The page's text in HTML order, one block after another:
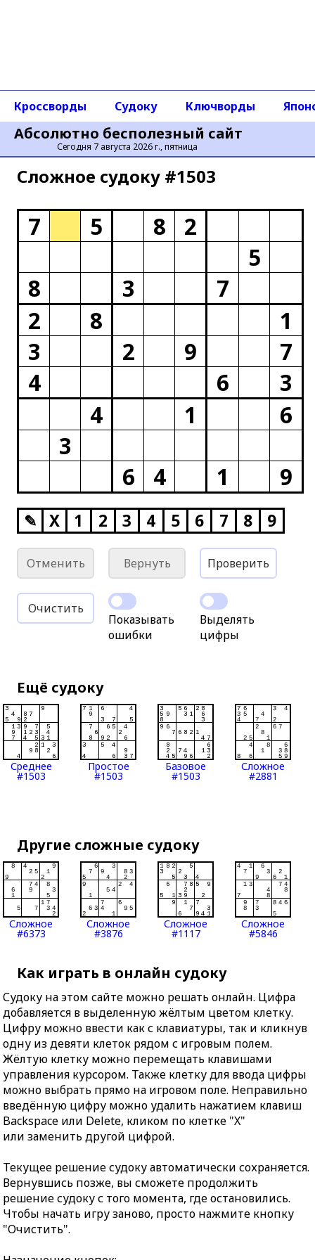
Абсолютно бесполезный сайт
Сегодня 7 августа 2026 г., пятница
Кроссворды Судоку Ключворды
Сложное cудоку #1503
7 5 8
2
5
8
3
7
2
8
1
3
2 9
7
4
6
3
4
1
6
3
6
4 1 9
✎ X 1 2 3 4 5 6 7 8 9
Отменить Вернуть Проверить
Очистить
Показывать
ошибки
Выделять
цифры
Ещё судоку
Среднее
#1503
Простое
#1503
Базовое
#1503
Сложное
#2881
Другие сложные судоку
Сложное
#6373
Сложное
#3876
Сложное
#1117
Сложное
#5846
Как играть в онлайн судоку
Судоку на этом сайте можно решать онлайн. Цифра
добавляется в выделенную жёлтым цветом клетку.
Цифру можно ввести как с клавиатуры, так и кликнув
одну из девяти клеток рядом с игровым полем.
Жёлтую клетку можно перемещать клавишами
управления курсором. Также клетку для ввода цифры
можно выбрать прямо на игровом поле. Неправильно
введённую цифру можно удалить нажатием клавиш
Backspace или Delete, кликом по клетке "X"
или заменить другой цифрой.
Текущее решение судоку автоматически сохраняется.
Вернувшись позже, вы сможете продолжить
решение судоку с того момента, где остановились.
Чтобы начать игру заново, просто нажмите кнопку
"Очистить".